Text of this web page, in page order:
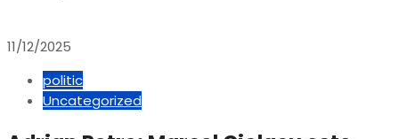
11/12/2025
politic
Uncategorized